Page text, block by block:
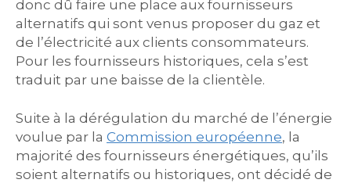
donc dû faire une place aux fournisseurs
alternatifs qui sont venus proposer du gaz et
de l’électricité aux clients consommateurs.
Pour les fournisseurs historiques, cela s’est
traduit par une baisse de la clientèle.
Suite à la dérégulation du marché de l’énergie
voulue par la Commission européenne, la
majorité des fournisseurs énergétiques, qu’ils
soient alternatifs ou historiques, ont décidé de